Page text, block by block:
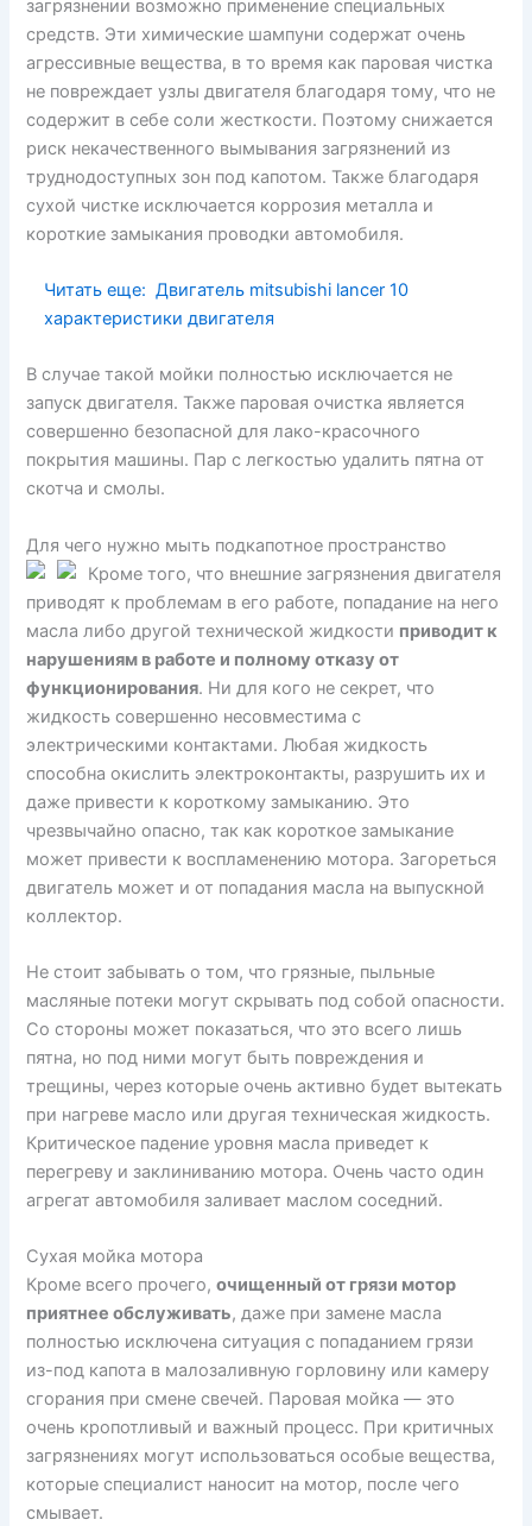
загрязнении возможно применение специальных
средств. Эти химические шампуни содержат очень
агрессивные вещества, в то время как паровая чистка
не повреждает узлы двигателя благодаря тому, что не
содержит в себе соли жесткости. Поэтому снижается
риск некачественного вымывания загрязнений из
труднодоступных зон под капотом. Также благодаря
сухой чистке исключается коррозия металла и
короткие замыкания проводки автомобиля.
Читать еще: Двигатель mitsubishi lancer 10
характеристики двигателя
В случае такой мойки полностью исключается не
запуск двигателя. Также паровая очистка является
совершенно безопасной для лако-красочного
покрытия машины. Пар с легкостью удалить пятна от
скотча и смолы.
Для чего нужно мыть подкапотное пространство
Кроме того, что внешние загрязнения двигателя
приводят к проблемам в его работе, попадание на него
масла либо другой технической жидкости приводит к
нарушениям в работе и полному отказу от
функционирования. Ни для кого не секрет, что
жидкость совершенно несовместима с
электрическими контактами. Любая жидкость
способна окислить электроконтакты, разрушить их и
даже привести к короткому замыканию. Это
чрезвычайно опасно, так как короткое замыкание
может привести к воспламенению мотора. Загореться
двигатель может и от попадания масла на выпускной
коллектор.
Не стоит забывать о том, что грязные, пыльные
масляные потеки могут скрывать под собой опасности.
Со стороны может показаться, что это всего лишь
пятна, но под ними могут быть повреждения и
трещины, через которые очень активно будет вытекать
при нагреве масло или другая техническая жидкость.
Критическое падение уровня масла приведет к
перегреву и заклиниванию мотора. Очень часто один
агрегат автомобиля заливает маслом соседний.
Сухая мойка мотора
Кроме всего прочего,очищенный от грязи мотор
приятнее обслуживать, даже при замене масла
полностью исключена ситуация с попаданием грязи
из-под капота в малозаливную горловину или камеру
сгорания при смене свечей. Паровая мойка — это
очень кропотливый и важный процесс. При критичных
загрязнениях могут использоваться особые вещества,
которые специалист наносит на мотор, после чего
смывает.